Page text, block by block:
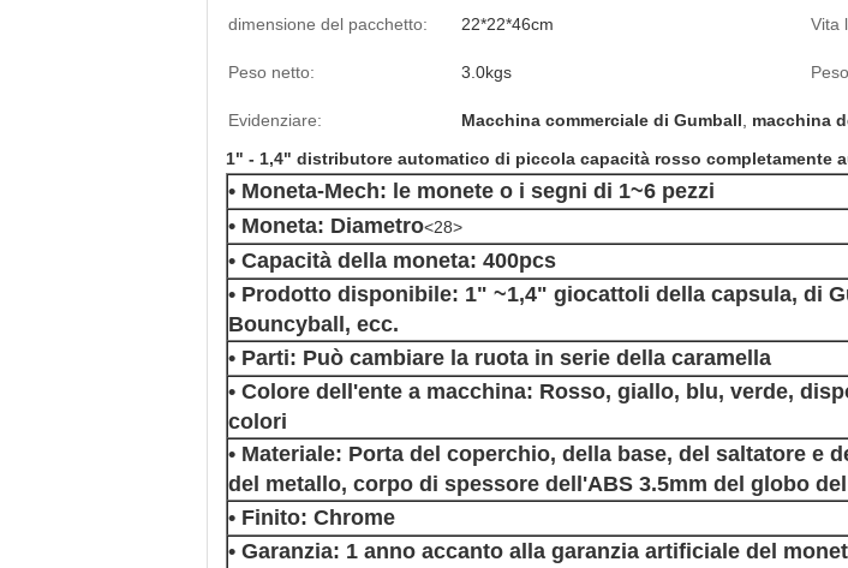
dimensione del pacchetto: 22*22*46cm Vita
Peso netto: 3.0kgs
Evidenziare: Macchina commerciale di Gumball
macchina
1" - 1,4" distributore automatico di piccola capacità rosso completamente
• Moneta-Mech: le monete o i segni di 1~6 pezzi
• Moneta: Diametro<28>
• Capacità della moneta: 400pcs
• Prodotto disponibile: 1" ~1,4" giocattoli della capsula, di
Bouncyball, ecc.
• Parti: Può cambiare la ruota in serie della caramella
• Colore dell'ente a macchina: Rosso, giallo, blu, verde,
colori
• Materiale: Porta del coperchio, della base, del saltatore e
del metallo, corpo di spessore dell'ABS 3.5mm del globo
• Finito: Chrome
• Garanzia: 1 anno accanto alla garanzia artificiale del